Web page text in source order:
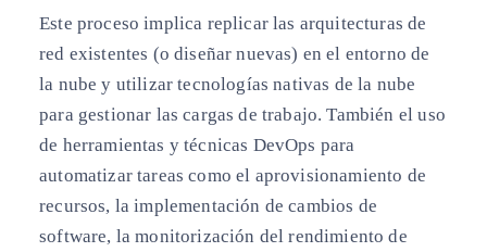
Este proceso implica replicar las arquitecturas de
red existentes (o diseñar nuevas) en el entorno de
la nube y utilizar tecnologías nativas de la nube
para gestionar las cargas de trabajo. También el uso
de herramientas y técnicas DevOps para
automatizar tareas como el aprovisionamiento de
recursos, la implementación de cambios de
software, la monitorización del rendimiento de